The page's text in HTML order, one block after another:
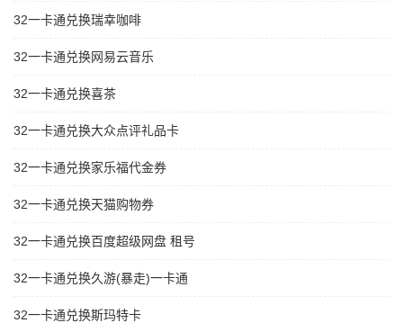
32一卡通兑换瑞幸咖啡
32一卡通兑换网易云音乐
32一卡通兑换喜茶
32一卡通兑换大众点评礼品卡
32一卡通兑换家乐福代金券
32一卡通兑换天猫购物券
32一卡通兑换百度超级网盘 租号
32一卡通兑换久游(暴走)一卡通
32一卡通兑换斯玛特卡